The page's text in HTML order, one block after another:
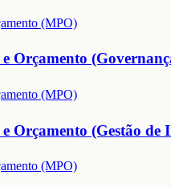
(MPO)
Orçamento
(MPO)
Orçamento (Gestão
(MPO)